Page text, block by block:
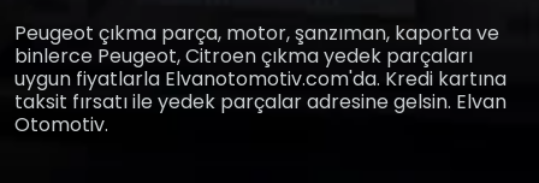
Peugeot çıkma parça, motor, şanzıman, kaporta ve
binlerce Peugeot, Citroen çıkma yedek parçaları
uygun fiyatlarla Elvanotomotiv.com'da. Kredi kartına
taksit fırsatı ile yedek parçalar adresine gelsin. Elvan
Otomotiv.